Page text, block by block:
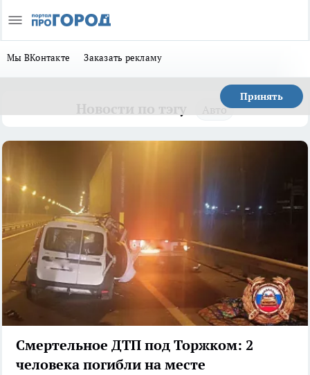
Мы ВКонтакте Заказать рекламу
Принять
Авто
Смертельное ДТП под Торжком: 2
человека погибли на месте